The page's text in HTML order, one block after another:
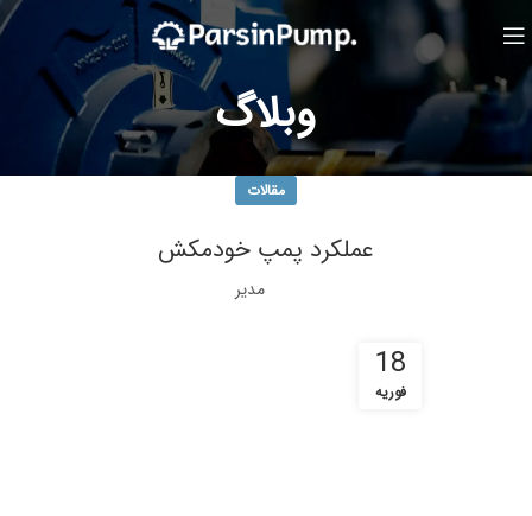
وبلاگ
مقالات
عملکرد پمپ خودمکش
مدیر
18
فوریه